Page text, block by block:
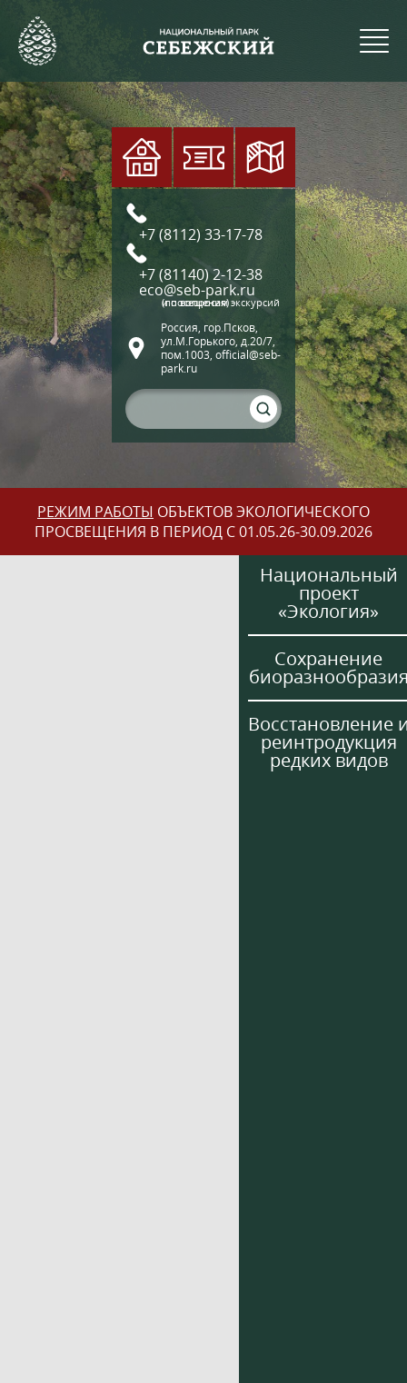
+7 (8112) 33-17-78
+7 (81140) 2-12-38
eco@seb-park.ru
(по вопросам экскурсий и посещения)
Россия, гор.Псков,
ул.М.Горького, д.20/7,
пом.1003, official@seb-
park.ru
РЕЖИМ РАБОТЫ ОБЪЕКТОВ ЭКОЛОГИЧЕСКОГО
ПРОСВЕЩЕНИЯ В ПЕРИОД С 01.05.26-30.09.2026
Национальный
проект
«Экология»
Сохранение
Восстановление
реинтродукция
редких видов